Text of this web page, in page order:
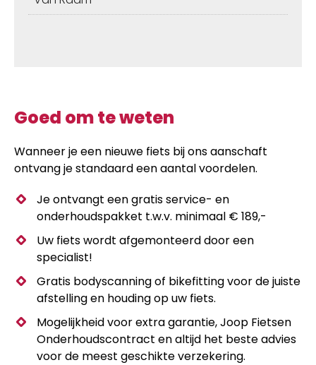
Goed om te weten
Wanneer je een nieuwe fiets bij ons aanschaft
ontvang je standaard een aantal voordelen.
Je ontvangt een gratis service- en
onderhoudspakket t.w.v. minimaal € 189,-
Uw fiets wordt afgemonteerd door een
specialist!
Gratis bodyscanning of bikefitting voor de juiste
afstelling en houding op uw fiets.
Mogelijkheid voor extra garantie, Joop Fietsen
Onderhoudscontract en altijd het beste advies
voor de meest geschikte verzekering.